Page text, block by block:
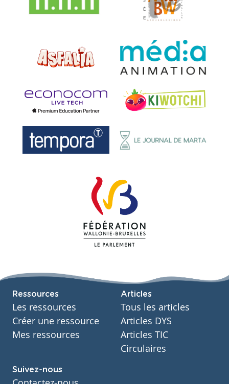
Ressources
Les ressources
Créer une ressource
Mes ressources
Articles
Tous les articles
Articles DYS
Articles TIC
Circulaires
Suivez-nous